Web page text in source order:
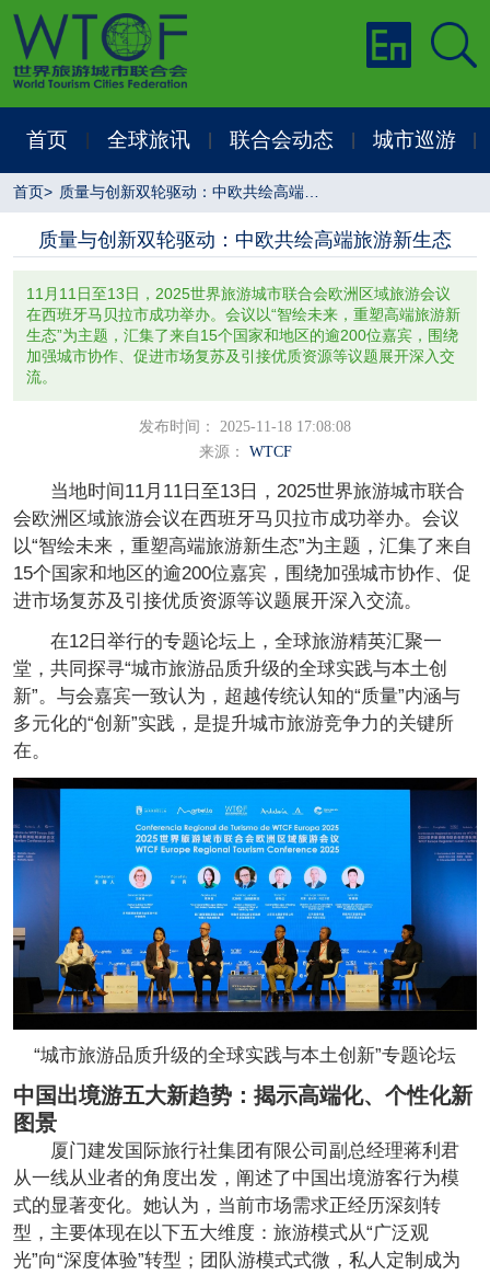
首页 全球旅讯 联合会动态 城市巡游
首页> 质量与创新双轮驱动：中欧共绘高端旅游新生态
质量与创新双轮驱动：中欧共绘高端旅游新生态
11月11日至13日，2025世界旅游城市联合会欧洲区域旅游会议
在西班牙马贝拉市成功举办。会议以“智绘未来，重塑高端旅游新
生态”为主题，汇集了来自15个国家和地区的逾200位嘉宾，围绕
加强城市协作、促进市场复苏及引接优质资源等议题展开深入交
流。
发布时间： 2025-11-18 17:08:08
来源：
WTCF
当地时间11月11日至13日，2025世界旅游城市联合
会欧洲区域旅游会议在西班牙马贝拉市成功举办。会议
以“智绘未来，重塑高端旅游新生态”为主题，汇集了来自
15个国家和地区的逾200位嘉宾，围绕加强城市协作、促
进市场复苏及引接优质资源等议题展开深入交流。
在12日举行的专题论坛上，全球旅游精英汇聚一
堂，共同探寻“城市旅游品质升级的全球实践与本土创
新”。与会嘉宾一致认为，超越传统认知的“质量”内涵与
多元化的“创新”实践，是提升城市旅游竞争力的关键所
在。
“城市旅游品质升级的全球实践与本土创新”专题论坛
中国出境游五大新趋势：揭示高端化、个性化新
图景
厦门建发国际旅行社集团有限公司副总经理蒋利君
从一线从业者的角度出发，阐述了中国出境游客行为模
式的显著变化。她认为，当前市场需求正经历深刻转
型，主要体现在以下五大维度：旅游模式从“广泛观
光”向“深度体验”转型；团队游模式式微，私人定制成为